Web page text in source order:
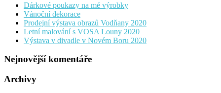
Dárkové poukazy na mé výrobky
Vánoční dekorace
Prodejní výstava obrazů Vodňany 2020
Letní malování s VOSA Louny 2020
Výstava v divadle v Novém Boru 2020
Nejnovější komentáře
Archivy